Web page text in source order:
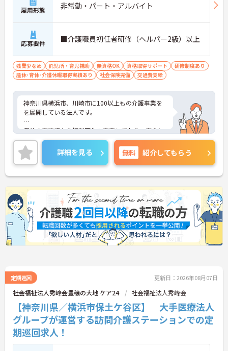
雇用形態 非常勤・パート・アルバイト
応募要件 ■介護職員初任者研修（ヘルパー2級）以上
残業少なめ 託児所・育児補助 無資格OK 資格取得サポート
研修制度あり
産休･育休･介護休暇取得実績あり
社会保険完備 交通費支給
神奈川県横浜市、川崎市に100以上もの介護事業を
を展開している法人です。
母体の安定感から福利厚生も充実しており、安心し
て長く働いて頂けます。自分のライフスタイルに合
わせて働いていただけます。
ご興味のある方はお気軽にお問い合わせ下さいま
せ。
詳細を見る 無料 紹介してもらう
定期巡回 更新日：2026年08月07日
社会福祉法人秀峰会豊穣の大地 ケア24 社会福祉法人秀峰会
【神奈川県／横浜市保土ケ谷区】 大手医療法人
グループが運営する訪問介護ステーションでの定
期巡回求人！